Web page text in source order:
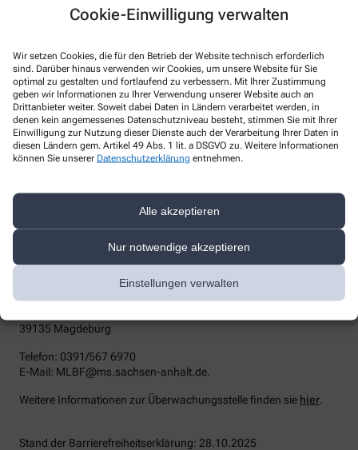
Cookie-Einwilligung verwalten
Wir setzen Cookies, die für den Betrieb der Website technisch erforderlich
sind. Darüber hinaus verwenden wir Cookies, um unsere Website für Sie
optimal zu gestalten und fortlaufend zu verbessern. Mit Ihrer Zustimmung
geben wir Informationen zu Ihrer Verwendung unserer Website auch an
Drittanbieter weiter. Soweit dabei Daten in Ländern verarbeitet werden, in
denen kein angemessenes Datenschutzniveau besteht, stimmen Sie mit Ihrer
Einwilligung zur Nutzung dieser Dienste auch der Verarbeitung Ihrer Daten in
diesen Ländern gem. Artikel 49 Abs. 1 lit. a DSGVO zu. Weitere Informationen
können Sie unserer Datenschutzerklärung entnehmen.
Alle akzeptieren
Nur notwendige akzeptieren
Einstellungen verwalten
E-Mail: info@rosenapotheke-erkrath.de
Telefax: +49-211/9 00 71 01
Postanschrift: Schubertstr. 14 40699 Erkrath
Durchsetzungsverfahren und
Marktüberwachungsbehörde
Sollten Sie auf Mitteilungen oder Anfragen zur Barrierefreiheit
keine zufriedenstellenden Antworten erhalten, können Sie sich an
Durchsetzungsstelle unterstützt Sie dabei, ihre Rechte geltend zu
machen. Sie können sich auch an die
MLBF - Marktüberwachungsstelle der Länder für die
Barrierefreiheit von Produkten und Dienstleistungen
c/o Ministerium für Arbeit, Soziales, Gesundheit und
Gleichstellung Sachsen-Anhalt
39135 Magdeburg
Telefon: 0391/567 6970
E-​Mail: MLBF@ms.sachsen-​anhalt.de.
Weitere Informationen zur Überwachungsstelle finden sie hier
Stand der Barrierefreiheitserklärung: 28.10.2025